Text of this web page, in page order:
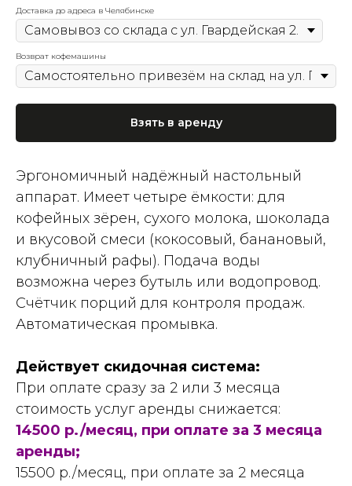
Доставка до адреса в Челябинске
Возврат кофемашины
Взять в аренду
Эргономичный надёжный настольный
аппарат. Имеет четыре ёмкости: для
кофейных зёрен, сухого молока, шоколада
и вкусовой смеси (кокосовый, банановый,
клубничный рафы). Подача воды
возможна через бутыль или водопровод.
Счётчик порций для контроля продаж.
Автоматическая промывка.
Действует скидочная система:
При оплате сразу за 2 или 3 месяца
стоимость услуг аренды снижается:
14500 р./месяц, при оплате за 3 месяца
аренды;
15500 р./месяц, при оплате за 2 месяца